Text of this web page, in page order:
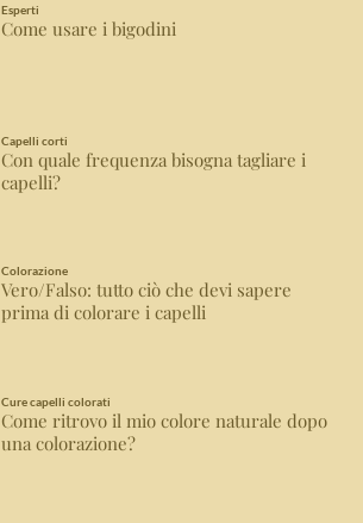
Esperti
Come usare i bigodini
Capelli corti
Con quale frequenza bisogna tagliare i
capelli?
Colorazione
Vero/Falso: tutto ciò che devi sapere
prima di colorare i capelli
Cure capelli colorati
Come ritrovo il mio colore naturale dopo
una colorazione?